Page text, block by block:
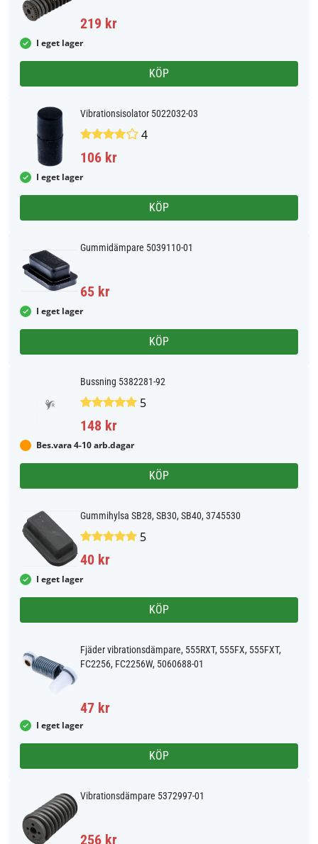
219 kr
I eget lager
KÖP
Vibrationsisolator 5022032-03
4
106 kr
I eget lager
KÖP
Gummidämpare 5039110-01
65 kr
I eget lager
KÖP
Bussning 5382281-92
5
148 kr
Bes.vara 4-10 arb.dagar
KÖP
Gummihylsa SB28, SB30, SB40, 3745530
5
40 kr
I eget lager
KÖP
Fjäder vibrationsdämpare, 555RXT, 555FX, 555FXT,
FC2256, FC2256W, 5060688-01
47 kr
I eget lager
KÖP
Vibrationsdämpare 5372997-01
256 kr